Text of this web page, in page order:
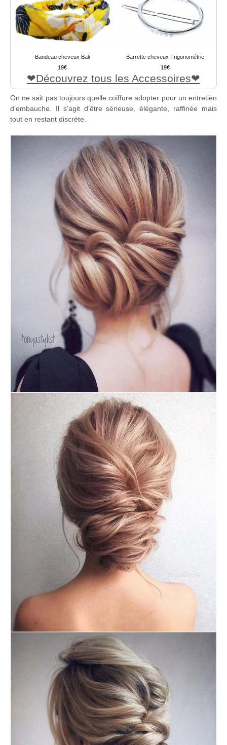
Bandeau cheveux Bali
19
Barrette cheveux Trigonométrie
19
Découvrez tous les Accessoires
On ne sait pas toujours quelle coiffure adopter pour un entretien
d’embauche. Il s’agit d’être sérieuse, élégante, raffinée mais
tout en restant discrète.